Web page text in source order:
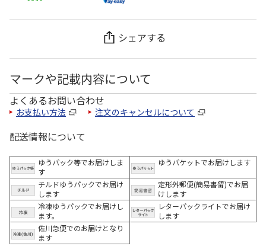
シェアする
マークや記載内容について
よくあるお問い合わせ
お支払い方法 注文のキャンセルについて
配送情報について
ゆうパック等でお届けしま
す
ゆうパケットでお届けします
チルドゆうパックでお届け
します
定形外郵便(簡易書留)でお届
けします
冷凍ゆうパックでお届けし
ます。
レターパックライトでお届け
します
佐川急便でのお届けとなり
ます